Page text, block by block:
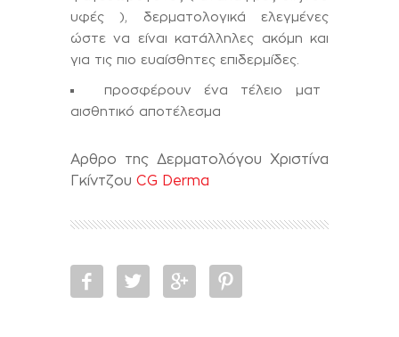
υφές ), δερματολογικά ελεγμένες
ώστε να είναι κατάλληλες ακόμη και
για τις πιο ευαίσθητες επιδερμίδες.
προσφέρουν ένα τέλειο ματ
αισθητικό αποτέλεσμα
Αρθρο της Δερματολόγου Χριστίνα
Γκίντζου CG Derma